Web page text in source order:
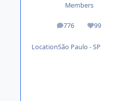
Members
776
posts 99
Reputation
LocationSão Paulo - SP